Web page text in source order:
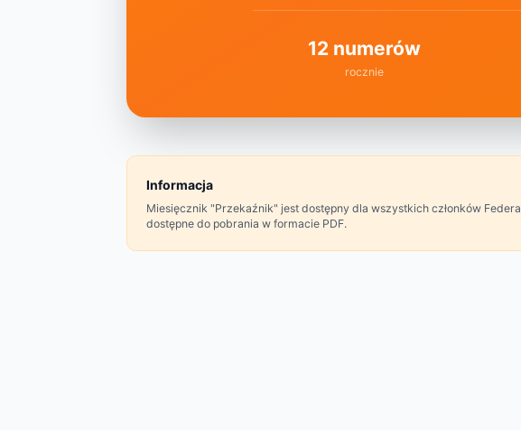
12 numerów
rocznie
Informacja
Miesięcznik "Przekaźnik" jest dostępny dla wszystkich członków
dostępne do pobrania w formacie PDF.